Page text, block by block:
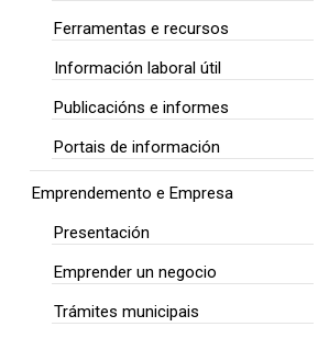
Ferramentas e recursos
Información laboral útil
Publicacións e informes
Portais de información
Emprendemento e Empresa
Presentación
Emprender un negocio
Trámites municipais